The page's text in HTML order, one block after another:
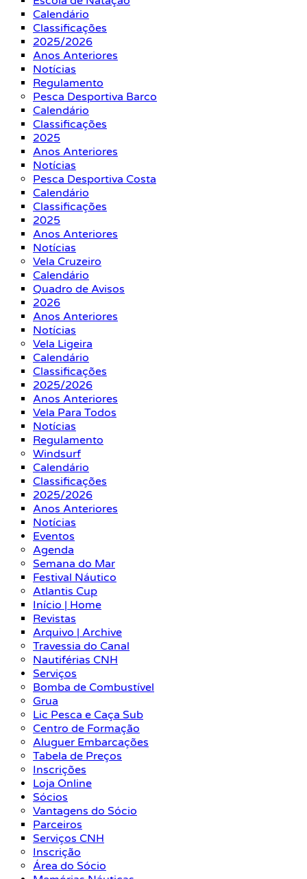
Calendário
Classificações
2025/2026
Anos Anteriores
Notícias
Regulamento
Pesca Desportiva Barco
Calendário
Classificações
2025
Anos Anteriores
Notícias
Pesca Desportiva Costa
Calendário
Classificações
2025
Anos Anteriores
Notícias
Vela Cruzeiro
Calendário
Quadro de Avisos
2026
Anos Anteriores
Notícias
Vela Ligeira
Calendário
Classificações
2025/2026
Anos Anteriores
Vela Para Todos
Notícias
Regulamento
Windsurf
Calendário
Classificações
2025/2026
Anos Anteriores
Notícias
Eventos
Agenda
Semana do Mar
Festival Náutico
Atlantis Cup
Início | Home
Revistas
Arquivo | Archive
Travessia do Canal
Nautiférias CNH
Serviços
Bomba de Combustível
Grua
Lic Pesca e Caça Sub
Centro de Formação
Aluguer Embarcações
Tabela de Preços
Inscrições
Loja Online
Sócios
Vantagens do Sócio
Parceiros
Serviços CNH
Inscrição
Área do Sócio